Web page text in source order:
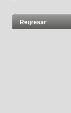
Regresar